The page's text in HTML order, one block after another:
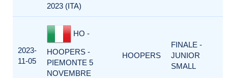
2023 (ITA)
2023-
11-05
HO -
HOOPERS -
PIEMONTE 5
NOVEMBRE
HOOPERS
FINALE -
JUNIOR
SMALL